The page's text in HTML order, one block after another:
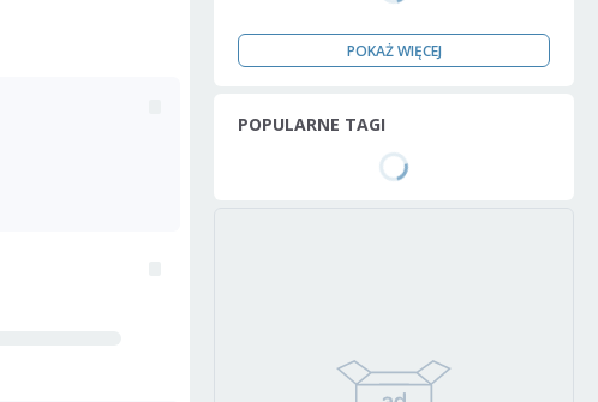
POKAŻ WIĘCEJ
POPULARNE TAGI